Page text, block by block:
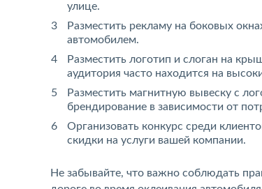
улице.
Разместить рекламу на боковых
автомобилем.
Разместить логотип и слоган на
аудитория часто находится на
Разместить магнитную вывеску с
брендирование в зависимости от
Организовать конкурс среди
скидки на услуги вашей компании.
Не забывайте, что важно соблюдать